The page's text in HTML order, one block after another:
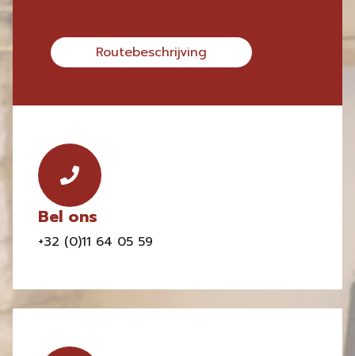
Routebeschrijving
Bel ons
+32 (0)11 64 05 59